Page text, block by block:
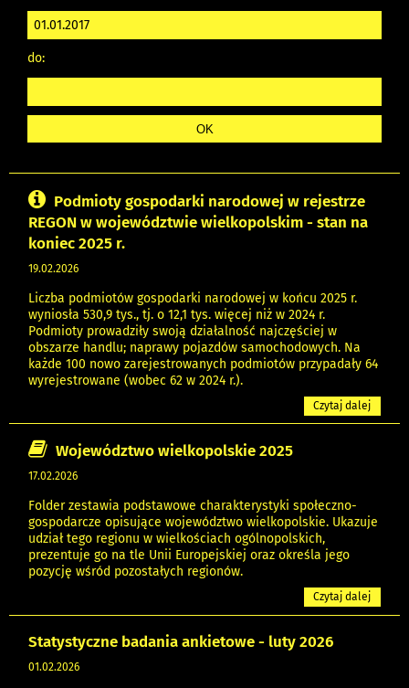
do:
Podmioty gospodarki narodowej w rejestrze
REGON w województwie wielkopolskim - stan na
koniec 2025 r.
19.02.2026
Liczba podmiotów gospodarki narodowej w końcu 2025 r.
wyniosła 530,9 tys., tj. o 12,1 tys. więcej niż w 2024 r.
Podmioty prowadziły swoją działalność najczęściej w
obszarze handlu; naprawy pojazdów samochodowych. Na
każde 100 nowo zarejestrowanych podmiotów przypadały 64
wyrejestrowane (wobec 62 w 2024 r.).
Czytaj dalej
Województwo wielkopolskie 2025
17.02.2026
Folder zestawia podstawowe charakterystyki społeczno-
gospodarcze opisujące województwo wielkopolskie. Ukazuje
udział tego regionu w wielkościach ogólnopolskich,
prezentuje go na tle Unii Europejskiej oraz określa jego
pozycję wśród pozostałych regionów.
Czytaj dalej
Statystyczne badania ankietowe - luty 2026
01.02.2026